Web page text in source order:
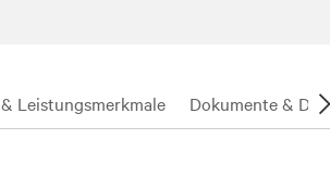
Leistungsmerkmale Dokumente &